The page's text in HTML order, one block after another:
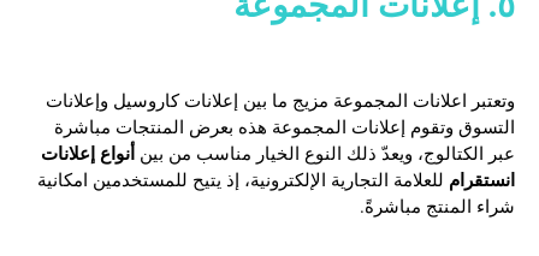
وتعتبر اعلانات المجموعة مزيج ما بين إعلانات كاروسيل وإعلانات
التسوق وتقوم إعلانات المجموعة هذه بعرض المنتجات مباشرة
عبر الكتالوج، ويعدّ ذلك النوع الخيار مناسب من بينأنواع إعلانات
انستقرامللعلامة التجارية الإلكترونية، إذ يتيح للمستخدمين امكانية
شراء المنتج مباشرةً.